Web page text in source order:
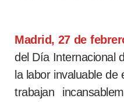
Madrid, 27 de
del Día Internacional
la labor invaluable
trabajan